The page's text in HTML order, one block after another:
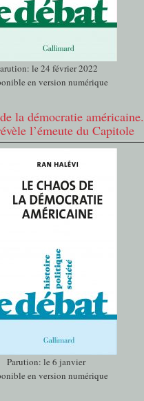
le 24 février 2022
en version numérique
la démocratie américaine.
l’émeute du Capitole
Parution: le 6 janvier
en version numérique